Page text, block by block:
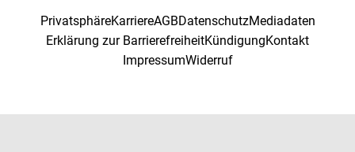
PrivatsphäreKarriereAGBDatenschutzMediadaten
Erklärung zur BarrierefreiheitKündigungKontakt
ImpressumWiderruf